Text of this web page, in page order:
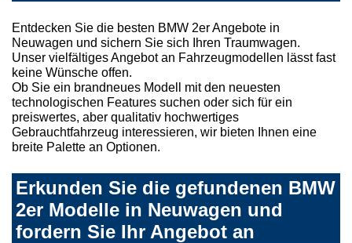
Entdecken Sie die besten BMW 2er Angebote in
Neuwagen und sichern Sie sich Ihren Traumwagen.
Unser vielfältiges Angebot an Fahrzeugmodellen lässt fast
keine Wünsche offen.
Ob Sie ein brandneues Modell mit den neuesten
technologischen Features suchen oder sich für ein
preiswertes, aber qualitativ hochwertiges
Gebrauchtfahrzeug interessieren, wir bieten Ihnen eine
breite Palette an Optionen.
Erkunden Sie die gefundenen BMW
2er Modelle in Neuwagen und
fordern Sie Ihr Angebot an